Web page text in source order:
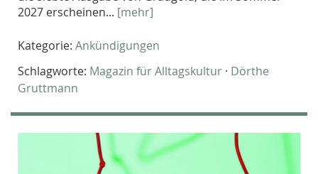
2027 erscheinen... [mehr]
Kategorie: Ankündigungen
Schlagworte: Magazin für Alltagskultur · Dörthe
Gruttmann